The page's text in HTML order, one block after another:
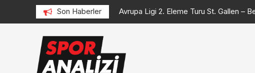
Son Haberler
Avrupa Ligi 2. Eleme Turu St. Gallen – Benfica Maçı
Maçı